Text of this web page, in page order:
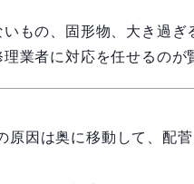
もの、固形物、大き過ぎ
業者に対応を任せるのが
因は奥に移動して、配菅